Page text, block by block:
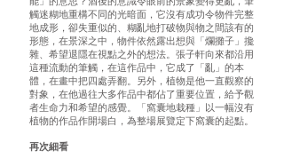
觸迷糊地重構不同的光暗面，它沒有成功令物件完整
地成形，卻失重似的、糊亂地打破物與物之間該有的
形態，在景深之中，物件依然露出想與「爛攤子」攙
雜、希望退隱在視點之外的想法。張子軒向來都沿用
這種流動的筆觸，在這作品中，它成了「亂」的本
體，在畫中把四處弄翻。另外，植物是他一直觀察的
對象，在他過往大多作品中都佔了重要位置，給予觀
者生命力和希望的感覺。「窩囊地栽種」以一幅沒有
植物的作品作開場白，為整場展覽定下窩囊的起點。
再次細看